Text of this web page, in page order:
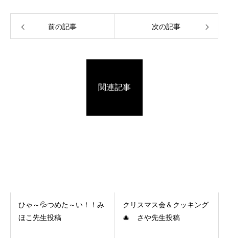
前の記事 次の記事
関連記事
ひゃ～💦つめた～い！！み
ほこ先生投稿
クリスマス会＆クッキング
🎄 さや先生投稿